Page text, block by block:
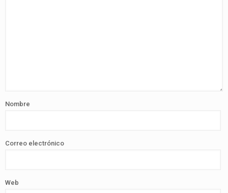
Nombre
Correo electrónico
Web